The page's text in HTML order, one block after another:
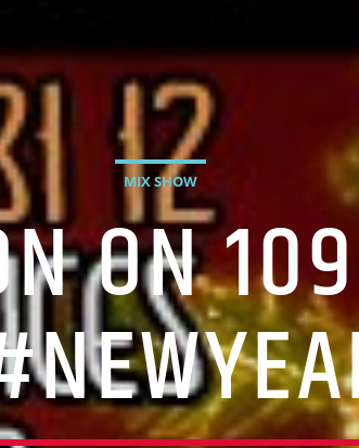
MIX SHOW
ON